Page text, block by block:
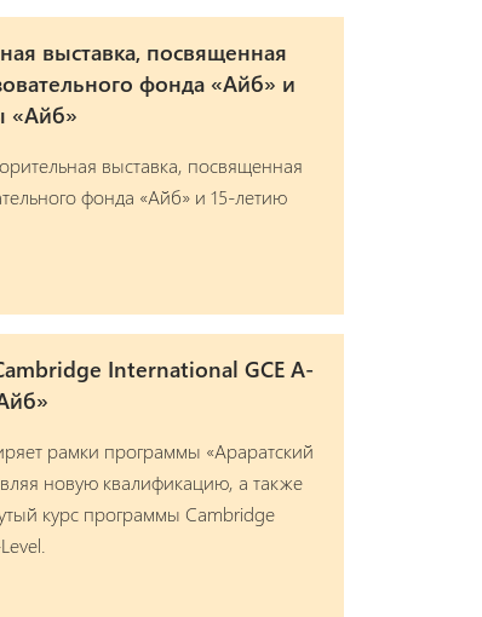
выставка, посвященная
фонда «Айб» и
«Айб»
выставка, посвященная
фонда «Айб» и 15-летию
International GCE A-
рамки программы «Араратский
новую квалификацию, а также
курс программы Cambridge